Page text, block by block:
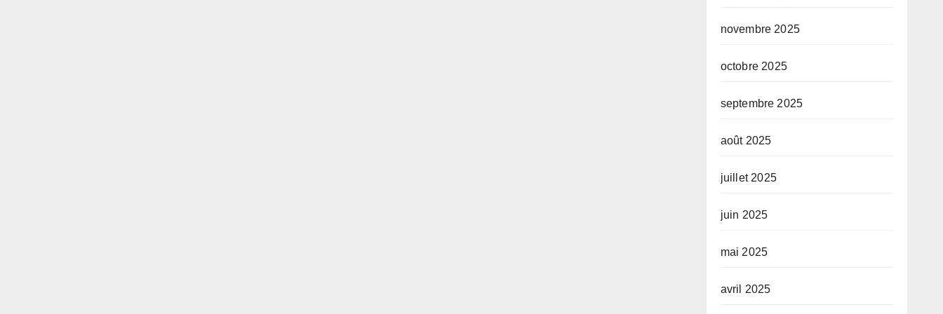
novembre 2025
octobre 2025
septembre 2025
août 2025
juillet 2025
juin 2025
mai 2025
avril 2025